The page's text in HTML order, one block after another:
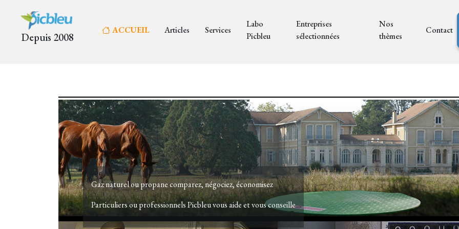
Depuis 2008
ACCUEIL Articles Services
Labo
Picbleu
Entreprises
sélectionnées
Nos
thèmes
Contact
Gaz naturel ou propane comparez, négociez, économisez
Particuliers ou professionnels Picbleu vous aide et vous conseille